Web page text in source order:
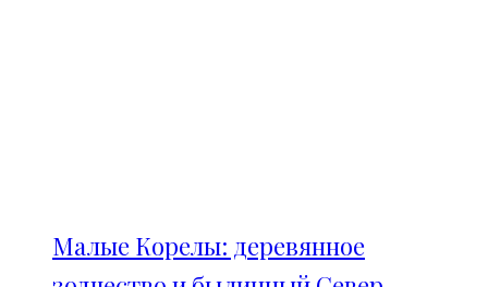
Малые Корелы: деревянное